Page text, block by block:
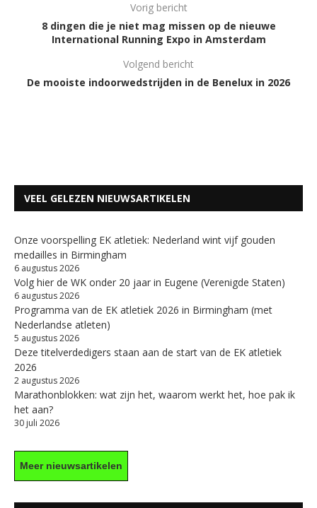
Vorig bericht
8 dingen die je niet mag missen op de nieuwe
International Running Expo in Amsterdam
Volgend bericht
De mooiste indoorwedstrijden in de Benelux in 2026
VEEL GELEZEN NIEUWSARTIKELEN
Onze voorspelling EK atletiek: Nederland wint vijf gouden
medailles in Birmingham
6 augustus 2026
Volg hier de WK onder 20 jaar in Eugene (Verenigde Staten)
6 augustus 2026
Programma van de EK atletiek 2026 in Birmingham (met
Nederlandse atleten)
5 augustus 2026
Deze titelverdedigers staan aan de start van de EK atletiek
2026
2 augustus 2026
Marathonblokken: wat zijn het, waarom werkt het, hoe pak ik
het aan?
30 juli 2026
Meer nieuwsartikelen